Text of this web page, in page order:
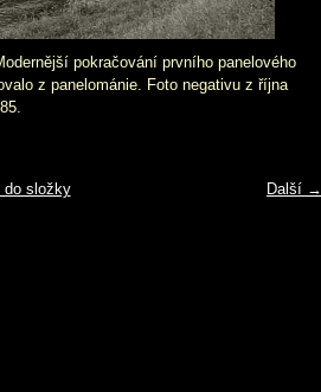
pokračování prvního panelového
z panelománie. Foto negativu z října
Další →
do složky